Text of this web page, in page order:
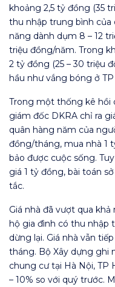
khoảng 2,5 tỷ đồng (35
thu nhập trung bình của
năng dành dụm 8 – 12
triệu đồng/năm. Trong
2 tỷ đồng (25 – 30 triệu
hầu như vắng bóng ở
Trong một thống kê hồi
giám đốc DKRA chỉ ra
quân hàng năm của
đồng/tháng, mua nhà 1
bảo được cuộc sống.
giá 1 tỷ đồng, bài toán
tắc.
Giá nhà đã vượt qua
hộ gia đình có thu nhập
dừng lại. Giá nhà vẫn
tháng. Bộ Xây dựng ghi
chung cư tại Hà Nội, TP
– 10% so với quý trước.